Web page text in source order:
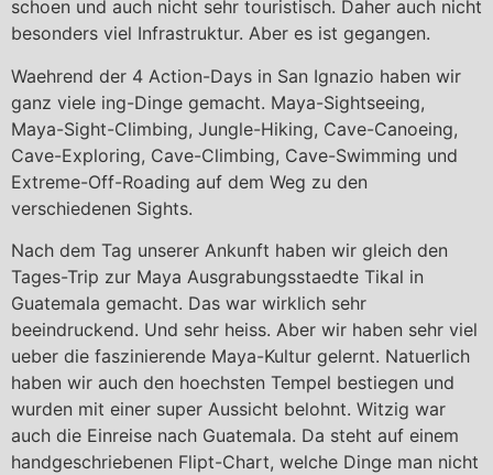
schoen und auch nicht sehr touristisch. Daher auch nicht
besonders viel Infrastruktur. Aber es ist gegangen.
Waehrend der 4 Action-Days in San Ignazio haben wir
ganz viele ing-Dinge gemacht. Maya-Sightseeing,
Maya-Sight-Climbing, Jungle-Hiking, Cave-Canoeing,
Cave-Exploring, Cave-Climbing, Cave-Swimming und
Extreme-Off-Roading auf dem Weg zu den
verschiedenen Sights.
Nach dem Tag unserer Ankunft haben wir gleich den
Tages-Trip zur Maya Ausgrabungsstaedte Tikal in
Guatemala gemacht. Das war wirklich sehr
beeindruckend. Und sehr heiss. Aber wir haben sehr viel
ueber die faszinierende Maya-Kultur gelernt. Natuerlich
haben wir auch den hoechsten Tempel bestiegen und
wurden mit einer super Aussicht belohnt. Witzig war
auch die Einreise nach Guatemala. Da steht auf einem
handgeschriebenen Flipt-Chart, welche Dinge man nicht